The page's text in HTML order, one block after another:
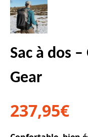
Sac à dos
Gear
237,95€